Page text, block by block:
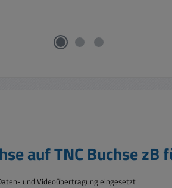
auf TNC Buchse zB
und Videoübertragung eingesetzt